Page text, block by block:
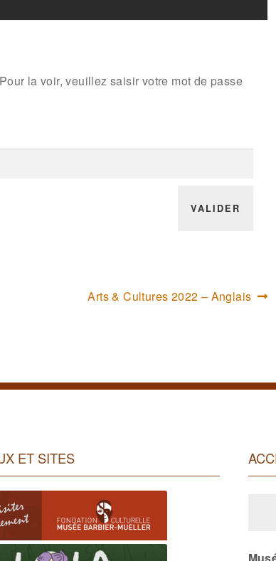
la voir, veuillez saisir votre mot de passe
Arts & Cultures 2022 – AnglaisArticle
ET SITES